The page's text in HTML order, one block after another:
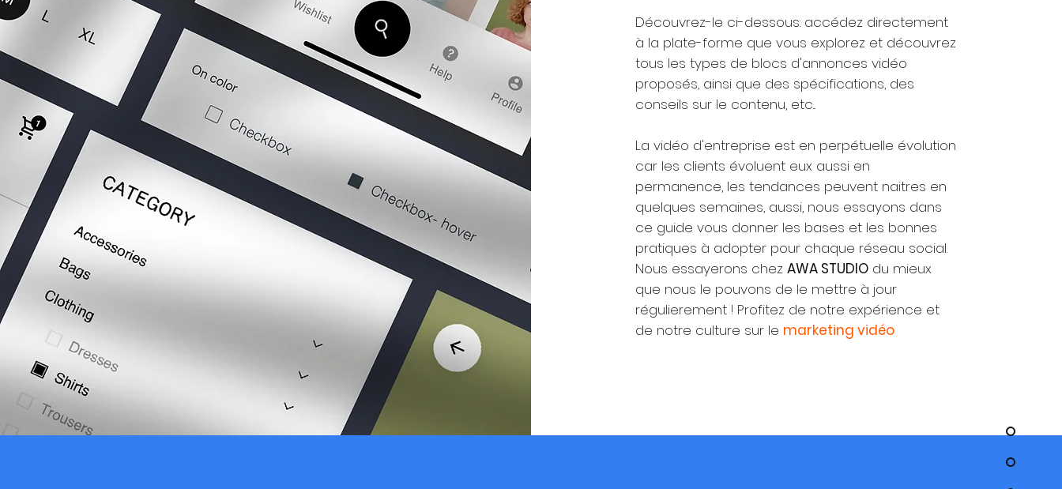
Découvrez-le ci-dessous: accédez directement
à la plate-forme que vous explorez et découvrez
tous les types de blocs d'annonces vidéo
proposés, ainsi que des spécifications, des
conseils sur le contenu, etc...
La vidéo d'entreprise est en perpétuelle évolution
car les clients évoluent eux aussi en
permanence, les tendances peuvent naitres en
quelques semaines, aussi, nous essayons dans
ce guide vous donner les bases et les bonnes
pratiques à adopter pour chaque réseau social.
Nous essayerons chez AWA STUDIO du mieux
que nous le pouvons de le mettre à jour
régulierement ! Profitez de notre expérience et
de notre culture sur le marketing vidéo